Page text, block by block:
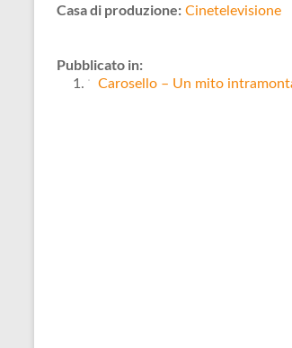
Casa di produzione: Cinetelevisione
Pubblicato in:
Carosello – Un mito